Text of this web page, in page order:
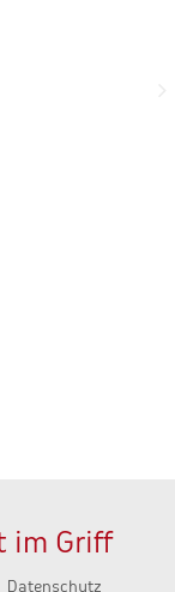
im Griff
Datenschutz